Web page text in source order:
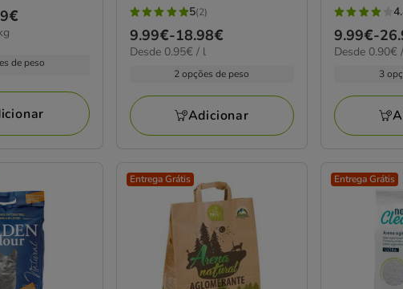
de peso
5
estrelas
com
avaliações
5(2)
Preço
de
18.98€
9.99€-18.98€
0.95€
Desde 0.95€ / l
2 opções de peso
Adicionar
4.4
estrelas
com
avaliações
Preço
de
26.97€
9.99€-
0.90€
Desde 0.90€
3
Entrega Grátis Entrega Grátis